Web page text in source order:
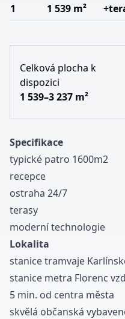
1
1 539 m²
Celková plocha k
dispozici
1 539–3 237 m²
Specifikace
typické patro 1600m2
recepce
ostraha 24/7
terasy
moderní technologie
Lokalita
stanice tramvaje
stanice metra Florenc
5 min. od centra města
skvělá občanská